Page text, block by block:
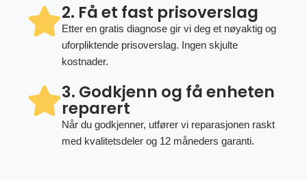
2. Få et fast prisoverslag
Etter en gratis diagnose gir vi deg et nøyaktig og
uforpliktende prisoverslag. Ingen skjulte
kostnader.
3. Godkjenn og få enheten
reparert
Når du godkjenner, utfører vi reparasjonen raskt
med kvalitetsdeler og 12 måneders garanti.